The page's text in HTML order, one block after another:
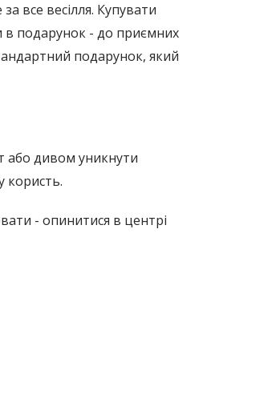
все весілля. Купувати
в подарунок - до приємних
подарунок, який
або дивом уникнути
користь.
- опинитися в центрі